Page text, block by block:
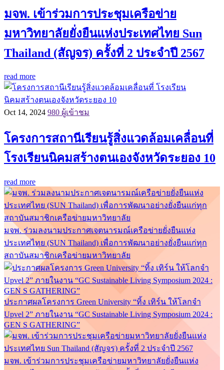
มจพ. เข้าร่วมการประชุมเครือข่าย
มหาวิทยาลัยยั่งยืนแห่งประเทศไทย Sun
Thailand (สัญจร) ครั้งที่ 2 ประจำปี 2567
read more
Oct 14, 2024 980 ผู้เข้าชม
โครงการสถานีเรียนรู้สิ่งแวดล้อมเคลื่อนที่
โรงเรียนนิคมสร้างตนเองจังหวัดระยอง 10
read more
มจพ. ร่วมลงนามประกาศเจตนารมณ์เครือข่ายยั่งยืนแห่ง
ประเทศไทย (SUN Thailand) เพื่อการพัฒนาอย่างยั่งยืนแก่ทุก
สถาบันสมาชิกเครือข่ายมหาวิทยาลัย
ประกาศผลโครงการ Green University “ทิ้ง เทิร์น ให้โลกจำ
Upvel 2” ภายในงาน “GC Sustainable Living Symposium 2024 :
GEN S GATHERING”
มจพ. เข้าร่วมการประชุมเครือข่ายมหาวิทยาลัยยั่งยืนแห่ง